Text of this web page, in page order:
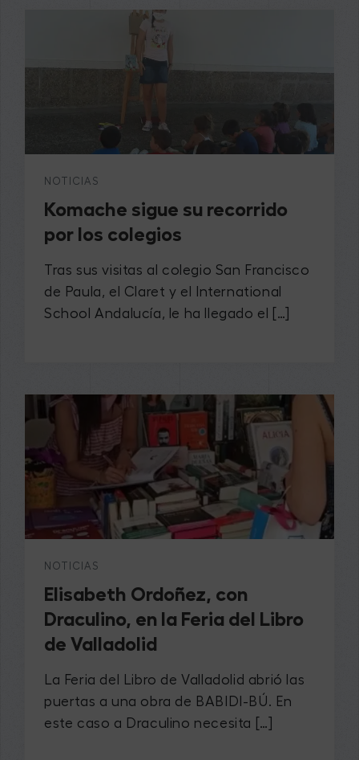
NOTICIAS
Komache sigue su recorrido
por los colegios
Tras sus visitas al colegio San Francisco
de Paula, el Claret y el International
School Andalucía, le ha llegado el […]
NOTICIAS
Elisabeth Ordoñez, con
Draculino, en la Feria del Libro
de Valladolid
La Feria del Libro de Valladolid abrió las
puertas a una obra de BABIDI-BÚ. En
este caso a Draculino necesita […]